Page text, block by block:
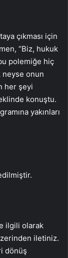
çıkması için
“Biz, hukuk
polemiğe hiç
onun
her şeyi
konuştu.
yakınları
ilgili olarak
iletiniz.
dönüş